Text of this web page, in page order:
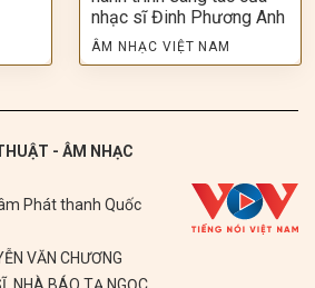
nhạc sĩ Đinh Phương Anh
ÂM NHẠC VIỆT NAM
- ÂM NHẠC
Phát thanh Quốc
VĂN CHƯƠNG